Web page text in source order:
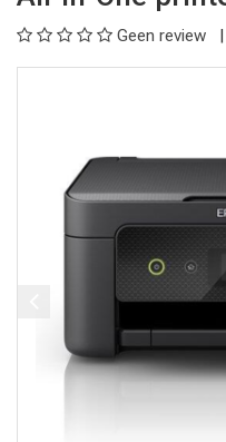
Geen review